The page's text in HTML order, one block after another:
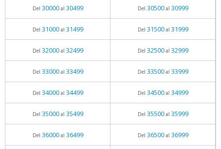
Del 30000al 30499 Del 30500al 30999
Del 31000al 31499 Del 31500al 31999
Del 32000al 32499 Del 32500al 32999
Del 33000al 33499 Del 33500al 33999
Del 34000al 34499 Del 34500al 34999
Del 35000al 35499 Del 35500al 35999
Del 36000al 36499 Del 36500al 36999